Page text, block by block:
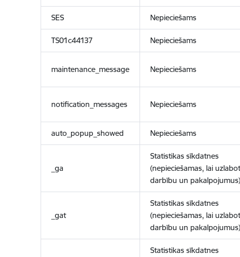
SES Nepieciešams
TS01c44137 Nepieciešams
maintenance_message Nepieciešams
notification_messages Nepieciešams
auto_popup_showed Nepieciešams
_ga
Statistikas sīkdatnes
(nepieciešamas, lai
darbību un pakalpojumus)
_gat
Statistikas sīkdatnes
(nepieciešamas, lai
darbību un pakalpojumus)
Statistikas sīkdatnes